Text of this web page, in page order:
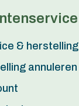
& herstelling
annuleren